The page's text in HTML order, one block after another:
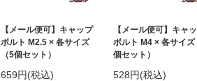
【メール便可】キャップ
ボルト M2.5 × 各サイズ
（5個セット）
659円(税込)
【メール便可】キャ
ボルト M4 × 各サイズ
個セット）
528円(税込)